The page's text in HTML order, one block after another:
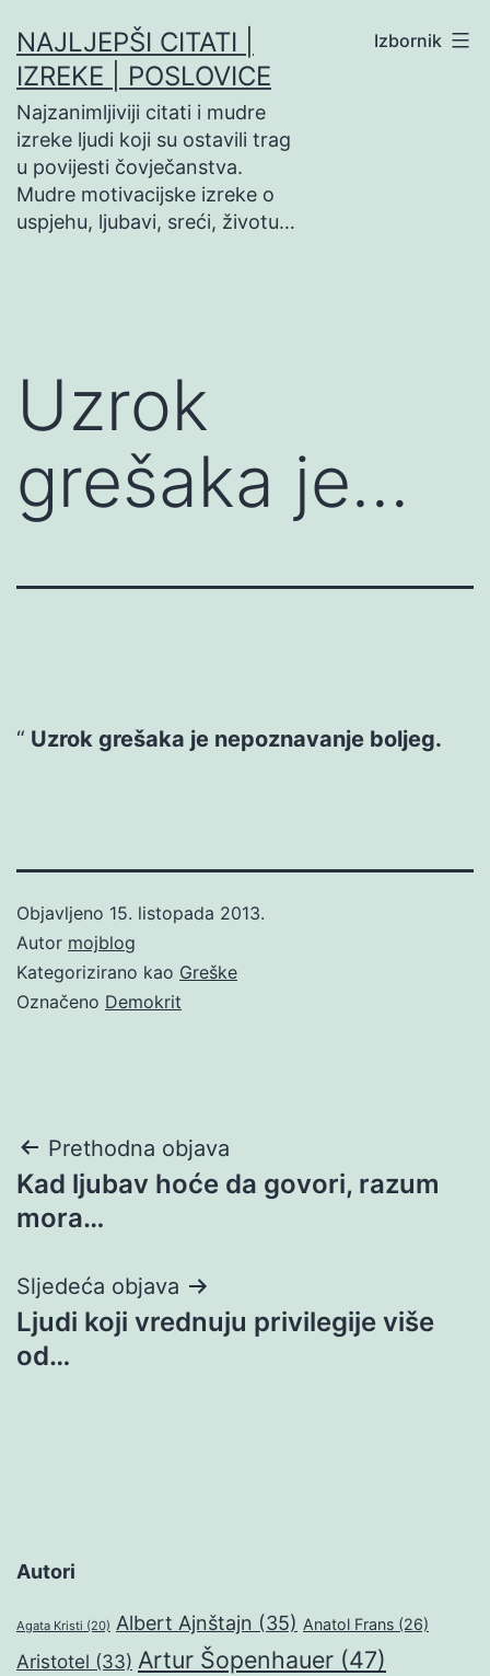
na
sadržaj
NAJLJEPŠI CITATI |
IZREKE | POSLOVICE
Najzanimljiviji citati i mudre
izreke ljudi koji su ostavili trag
u povijesti čovječanstva.
Mudre motivacijske izreke o
uspjehu, ljubavi, sreći, životu…
Izbornik
Uzrok
grešaka je…
Uzrok grešaka je nepoznavanje boljeg.
Objavljeno 15. listopada 2013.
Autor mojblog
Kategorizirano kao Greške
Označeno Demokrit
Navigacija
objava
Prethodna objava
Kad ljubav hoće da govori, razum
mora…
Sljedeća objava
Ljudi koji vrednuju privilegije više
od…
Autori
Agata Kristi (20) Albert Ajnštajn (35) Anatol Frans (26)
Aristotel (33) Artur Šopenhauer (47)